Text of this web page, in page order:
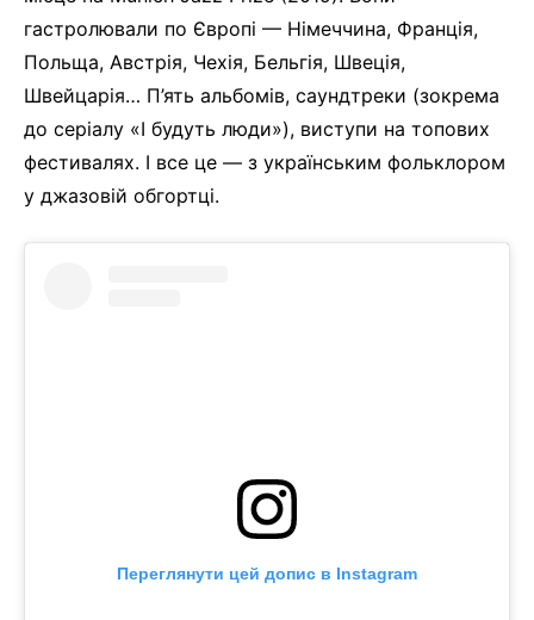
гастролювали по Європі — Німеччина, Франція,
Польща, Австрія, Чехія, Бельгія, Швеція,
Швейцарія… П’ять альбомів, саундтреки (зокрема
до серіалу «І будуть люди»), виступи на топових
фестивалях. І все це — з українським фольклором
у джазовій обгортці.
Переглянути цей допис в Instagram